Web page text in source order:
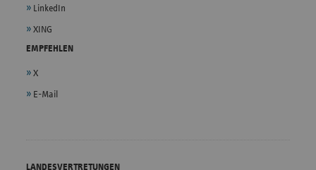
LinkedIn
XING
EMPFEHLEN
X
E-Mail
LANDESVERTRETUNGEN